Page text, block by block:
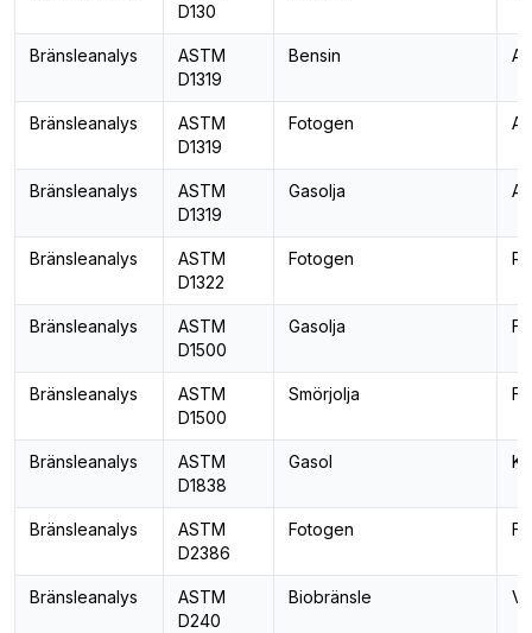
D130
Bränsleanalys
ASTM
D1319
Bensin
Bränsleanalys
ASTM
D1319
Fotogen
Bränsleanalys
ASTM
D1319
Gasolja
Bränsleanalys
ASTM
D1322
Fotogen
Bränsleanalys
ASTM
D1500
Gasolja
Bränsleanalys
ASTM
D1500
Smörjolja
Bränsleanalys
ASTM
D1838
Gasol
Bränsleanalys
ASTM
D2386
Fotogen
Bränsleanalys
ASTM
D240
Biobränsle